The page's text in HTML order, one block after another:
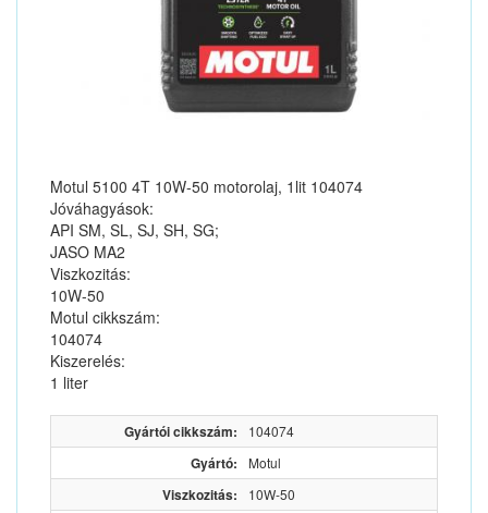
Motul 5100 4T 10W-50 motorolaj, 1lit 104074
Jóváhagyások:
API SM, SL, SJ, SH, SG;
JASO MA2
Viszkozitás:
10W-50
Motul cikkszám:
104074
Kiszerelés:
1 liter
Gyártói cikkszám: 104074
Gyártó: Motul
Viszkozitás: 10W-50